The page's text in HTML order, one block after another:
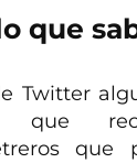
que
Twitter
que
que